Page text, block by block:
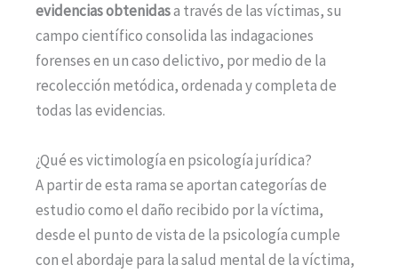
evidencias obtenidasa través de las víctimas, su
campo científico consolida las indagaciones
forenses en un caso delictivo, por medio de la
recolección metódica, ordenada y completa de
todas las evidencias.
¿Qué es victimología en psicología jurídica?
A partir de esta rama se aportan categorías de
estudio como el daño recibido por la víctima,
desde el punto de vista de la psicología cumple
con el abordaje para la salud mental de la víctima,